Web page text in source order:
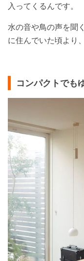
入ってくるんです。
水の音や鳥の声を聞
に住んでいた頃より
コンパクトでも